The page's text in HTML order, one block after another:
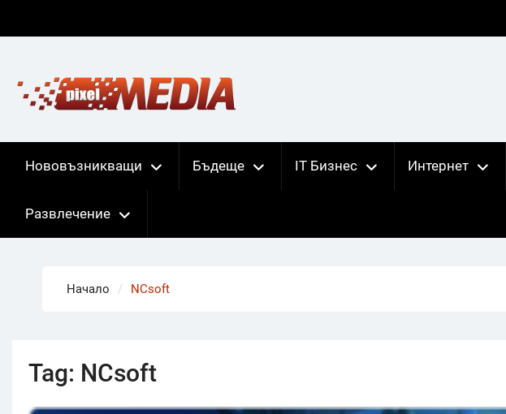
Нововъзникващи Бъдеще IT Бизнес Интернет
Развлечение
Начало NCsoft
Tag: NCsoft